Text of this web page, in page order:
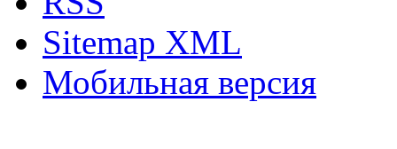
Sitemap XML
Мобильная версия